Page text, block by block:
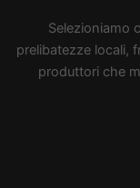
Selezioniamo
prelibatezze locali,
produttori che